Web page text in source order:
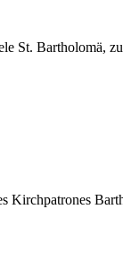
St. Bartholomä,
Kirchpatrones